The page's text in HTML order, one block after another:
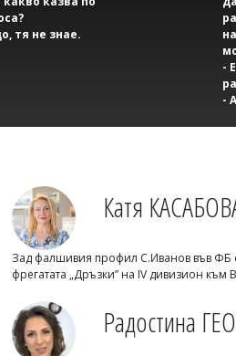
тя не знае.
-
-
Катя
Зад фалшивия профил С.Иванов във ФБ
фрегатата „Дръзки” на IV дивизион към
Радостина